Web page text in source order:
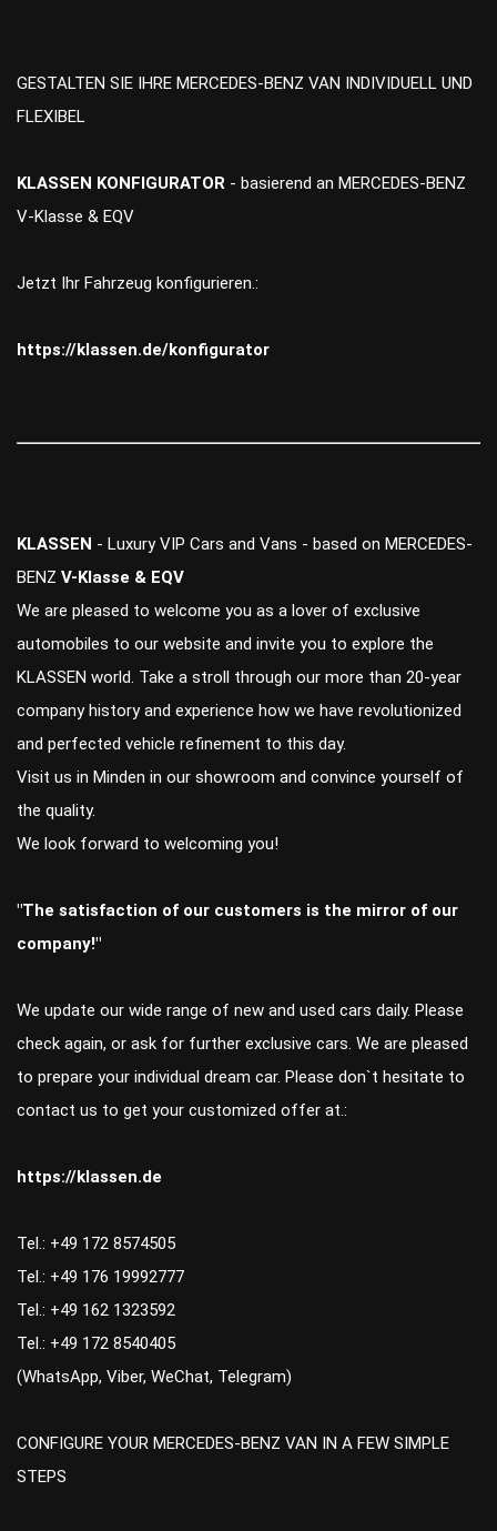
GESTALTEN SIE IHRE MERCEDES-BENZ VAN INDIVIDUELL UND
FLEXIBEL
KLASSEN KONFIGURATOR - basierend an MERCEDES-BENZ
V-Klasse & EQV
Jetzt Ihr Fahrzeug konfigurieren.:
https://klassen.de/konfigurator
KLASSEN - Luxury VIP Cars and Vans - based on MERCEDES-
BENZ V-Klasse & EQV
We are pleased to welcome you as a lover of exclusive
automobiles to our website and invite you to explore the
KLASSEN world. Take a stroll through our more than 20-year
company history and experience how we have revolutionized
and perfected vehicle refinement to this day.
Visit us in Minden in our showroom and convince yourself of
the quality.
We look forward to welcoming you!
"The satisfaction of our customers is the mirror of our
company!"
We update our wide range of new and used cars daily. Please
check again, or ask for further exclusive cars. We are pleased
to prepare your individual dream car. Please don`t hesitate to
contact us to get your customized offer at.:
https://klassen.de
Tel.: +49 172 8574505
Tel.: +49 176 19992777
Tel.: +49 162 1323592
Tel.: +49 172 8540405
(WhatsApp, Viber, WeChat, Telegram)
CONFIGURE YOUR MERCEDES-BENZ VAN IN A FEW SIMPLE
STEPS